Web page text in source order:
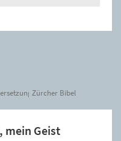
Zürcher Bibel
mein Geist